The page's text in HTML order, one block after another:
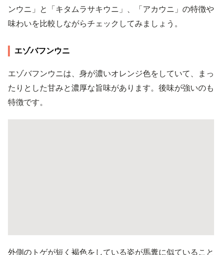
ンウニ」と「キタムラサキウニ」、「アカウニ」の特徴や
味わいを比較しながらチェックしてみましょう。
エゾバフンウニ
エゾバフンウニは、身が濃いオレンジ色をしていて、まっ
たりとした甘みと濃厚な旨味があります。後味が強いのも
特徴です。
外側のトゲが短く褐色をしている姿が馬糞に似ていること